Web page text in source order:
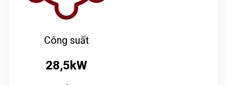
Công suất
28,5kW